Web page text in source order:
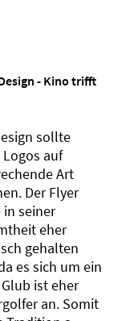
- Kino trifft
sollte
auf
Art
Der Flyer
seiner
eher
gehalten
es sich um ein
ist eher
an. Somit